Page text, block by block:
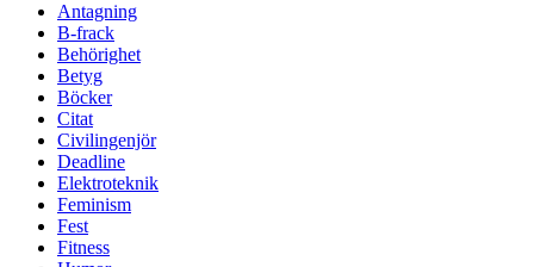
Antagning
B-frack
Behörighet
Betyg
Böcker
Citat
Civilingenjör
Deadline
Elektroteknik
Feminism
Fest
Fitness